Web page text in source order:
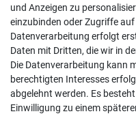
Anrufe aus dem dt. Festnetz zum
abweichend (abhängig vom Provider).
und Anzeigen zu
einzubinden oder Zugriffe
Datenverarbeitung erfolgt
Daten mit Dritten, die wir in
Die Datenverarbeitung kann
berechtigten Interesses
abgelehnt werden. Es
Einwilligung zu einem